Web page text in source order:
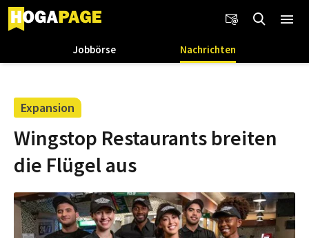
Jobbörse Nachrichten
Expansion
Wingstop Restaurants breiten
die Flügel aus